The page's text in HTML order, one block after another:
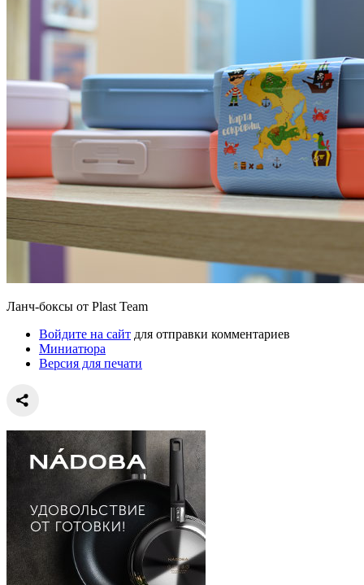
Ланч-боксы от Plast Team
Войдите на сайт для отправки комментариев
Миниатюра
Версия для печати